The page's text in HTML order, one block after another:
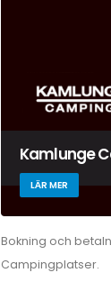
Kamlunge
LÄR MER
Bokning och
Campingplatser.